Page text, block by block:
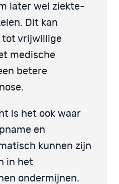
later wel ziekte-
Dit kan
tot vrijwillige
medische
betere
is het ook waar
en
kunnen zijn
in het
ondermijnen.